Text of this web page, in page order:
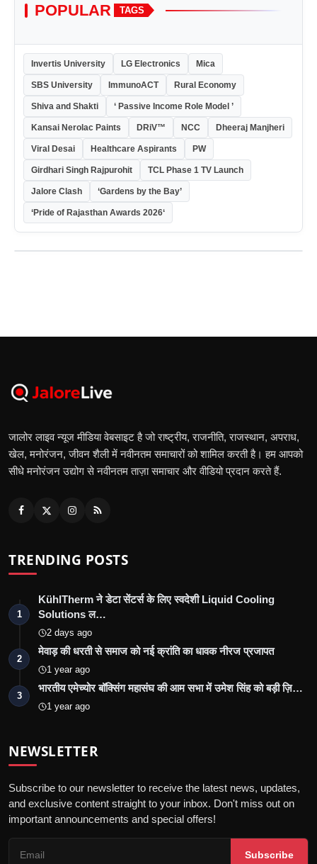
POPULAR TAGS
Invertis University LG Electronics Mica
SBS University ImmunoACT Rural Economy
Shiva and Shakti ‘ Passive Income Role Model ’
Kansai Nerolac Paints DRiV™ NCC Dheeraj Manjheri
Viral Desai Healthcare Aspirants PW
Girdhari Singh Rajpurohit TCL Phase 1 TV Launch
Jalore Clash ‘Gardens by the Bay’
‘Pride of Rajasthan Awards 2026‘
जालोर लाइव न्यूज मीडिया वेबसाइट है जो राष्ट्रीय, राजनीति, राजस्थान, अपराध,
खेल, मनोरंजन, जीवन शैली में नवीनतम समाचारों को शामिल करती है। हम आपको
सीधे मनोरंजन उद्योग से नवीनतम ताज़ा समाचार और वीडियो प्रदान करते हैं.
TRENDING POSTS
1
KühlTherm ने डेटा सेंटर्स के लिए स्वदेशी Liquid Cooling
Solutions ल…
2 days ago
2
मेवाड़ की धरती से समाज को नई क्रांति का धावक नीरज प्रजापत
1 year ago
3
भारतीय एमेच्योर बॉक्सिंग महासंघ की आम सभा में उमेश सिंह को बड़ी ज़ि…
1 year ago
NEWSLETTER
Subscribe to our newsletter to receive the latest news, updates,
and exclusive content straight to your inbox. Don't miss out on
important announcements and special offers!
Subscribe